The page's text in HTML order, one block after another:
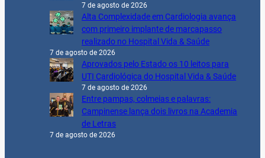
7 de agosto de 2026
Alta Complexidade em Cardiologia avança
com primeiro implante de marcapasso
realizado no Hospital Vida & Saúde
7 de agosto de 2026
Aprovados pelo Estado os 10 leitos para
UTI Cardiológica do Hospital Vida & Saúde
7 de agosto de 2026
Entre pampas, colmeias e palavras:
Campinense lança dois livros na Academia
de Letras
7 de agosto de 2026